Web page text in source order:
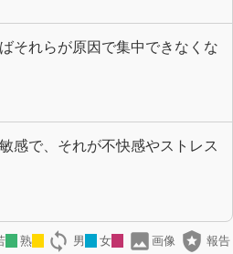
それらが原因で集中できなくな
感で、それが不快感やストレス
熟 loop 男 女 image画像 local_police 報告